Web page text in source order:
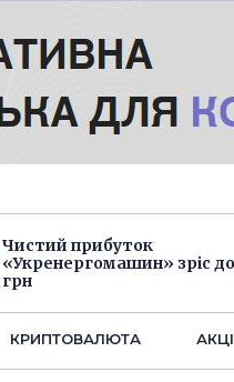
Чистий прибуток
«Укренергомашин» зріс
грн
КРИПТОВАЛЮТА